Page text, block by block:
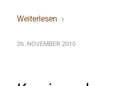
Weiterlesen
26. NOVEMBER 2010